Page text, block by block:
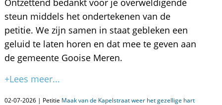
Ontzettend bedankt voor je overweldigende
steun middels het ondertekenen van de
petitie. We zijn samen in staat gebleken een
geluid te laten horen en dat mee te geven aan
de gemeente Gooise Meren.
+Lees meer...
02-07-2026 | Petitie Maak van de Kapelstraat weer het gezellige hart